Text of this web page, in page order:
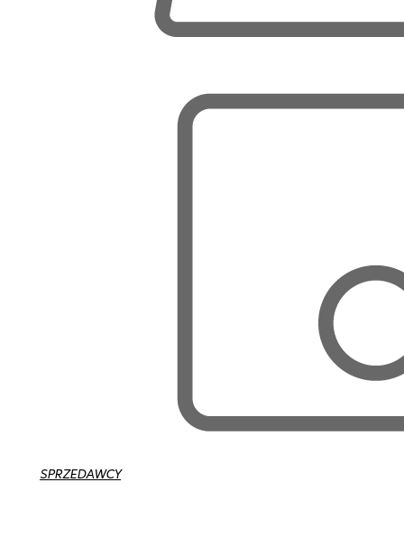
SPRZEDAWCY